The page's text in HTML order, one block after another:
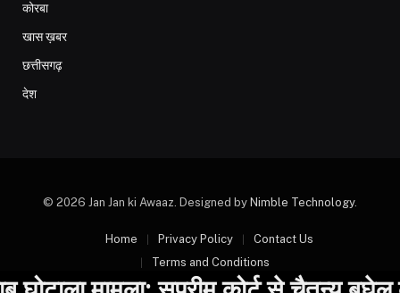
कोरबा
खास ख़बर
छत्तीसगढ़
देश
© 2026 Jan Jan ki Awaaz. Designed by Nimble Technology.
Home Privacy Policy
Contact Us
Terms and Conditions